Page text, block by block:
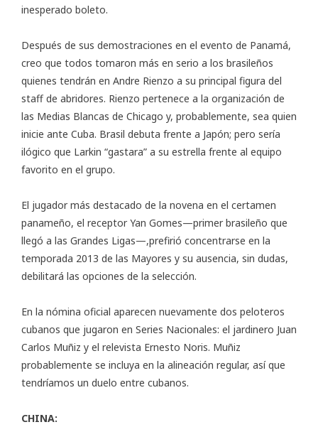
inesperado boleto.
Después de sus demostraciones en el evento de Panamá,
creo que todos tomaron más en serio a los brasileños
quienes tendrán en Andre Rienzo a su principal figura del
staff de abridores. Rienzo pertenece a la organización de
las Medias Blancas de Chicago y, probablemente, sea quien
inicie ante Cuba. Brasil debuta frente a Japón; pero sería
ilógico que Larkin “gastara” a su estrella frente al equipo
favorito en el grupo.
El jugador más destacado de la novena en el certamen
panameño, el receptor Yan Gomes—primer brasileño que
llegó a las Grandes Ligas—,prefirió concentrarse en la
temporada 2013 de las Mayores y su ausencia, sin dudas,
debilitará las opciones de la selección.
En la nómina oficial aparecen nuevamente dos peloteros
cubanos que jugaron en Series Nacionales: el jardinero Juan
Carlos Muñiz y el relevista Ernesto Noris. Muñiz
probablemente se incluya en la alineación regular, así que
tendríamos un duelo entre cubanos.
CHINA: